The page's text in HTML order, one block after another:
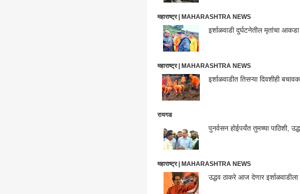
महाराष्ट्र | MAHARASHTRA NEWS
इर्शाळवाडी दुर्घटनेतील मृतांचा
महाराष्ट्र | MAHARASHTRA NEWS
इर्शाळवाडीत तिसऱ्या दिवशीही
रायगड
पुनर्वसन होईपर्यंत तुमच्या पाठिशी,
महाराष्ट्र | MAHARASHTRA NEWS
उद्धव ठाकरे आज देणार